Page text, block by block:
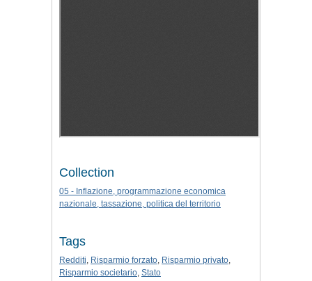
Collection
05 - Inflazione, programmazione economica
nazionale, tassazione, politica del territorio
Tags
Redditi, Risparmio forzato, Risparmio privato,
Risparmio societario, Stato